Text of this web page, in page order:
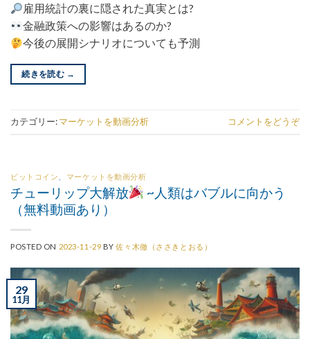
雇用統計の裏に隠された真実とは?
金融政策への影響はあるのか?
今後の展開シナリオについても予測
続きを読む →
カテゴリー:マーケットを動画分析 コメントをどうぞ
ビットコイン マーケットを動画分析
チューリップ大解放
~人類はバブルに向かう
（無料動画あり）
POSTED ON 2023-11-29 BY佐々木徹（ささきとおる）
29
11月